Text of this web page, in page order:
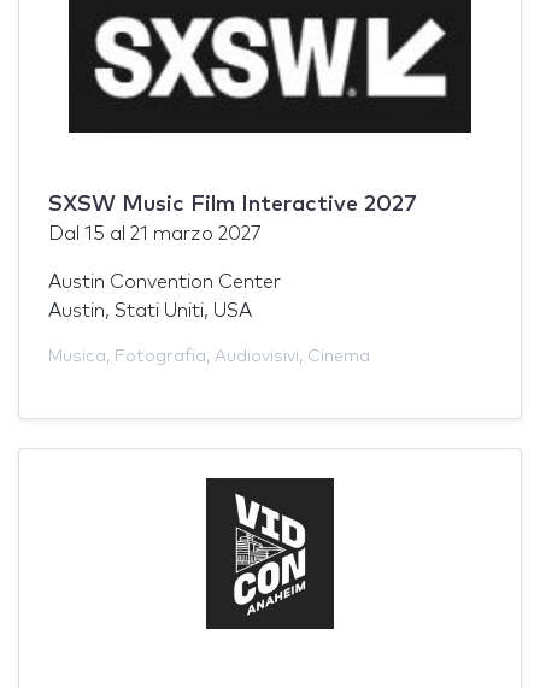
SXSW Music Film Interactive 2027
Dal 15 al 21 marzo 2027
Austin Convention Center
Austin, Stati Uniti, USA
Musica, Fotografia, Audiovisivi, Cinema